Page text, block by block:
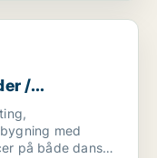
/
/
med
på både dansk